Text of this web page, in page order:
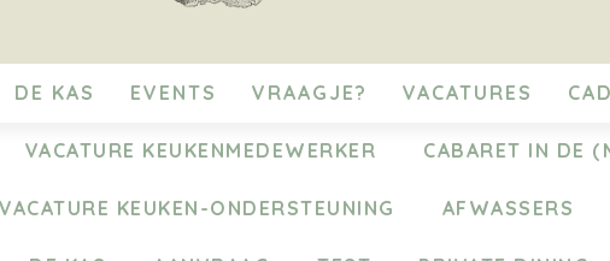
DE KAS EVENTS VRAAGJE? VACATURES
VACATURE KEUKENMEDEWERKER CABARET IN DE
VACATURE KEUKEN-ONDERSTEUNING AFWASSERS